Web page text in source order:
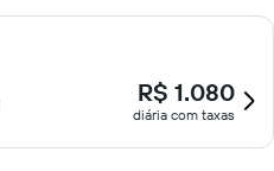
R$ 1.080
diária com taxas